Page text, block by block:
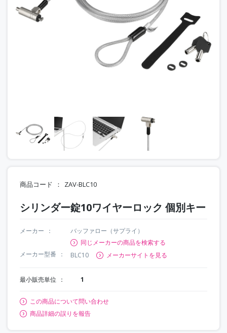
商品コード ZAV-BLC10
シリンダー錠10ワイヤーロック 個別キー
メーカー
バッファロー（サプライ）
同じメーカーの商品を検索する
メーカー型番
BLC10 メーカーサイトを見る
最小販売単位 1
この商品について問い合わせ
商品詳細の誤りを報告